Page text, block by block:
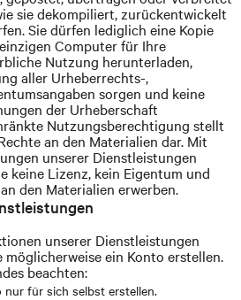
sie dekompiliert, zurückentwickelt
Sie dürfen lediglich eine Kopie
Computer für Ihre
Nutzung herunterladen,
aller Urheberrechts-,
sorgen und keine
der Urheberschaft
Nutzungsberechtigung stellt
an den Materialien dar. Mit
unserer Dienstleistungen
keine Lizenz, kein Eigentum und
den Materialien erwerben.
unserer Dienstleistungen
möglicherweise ein Konto erstellen.
beachten:
für sich selbst erstellen.